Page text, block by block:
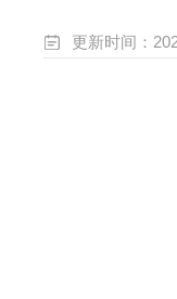
更新时间：